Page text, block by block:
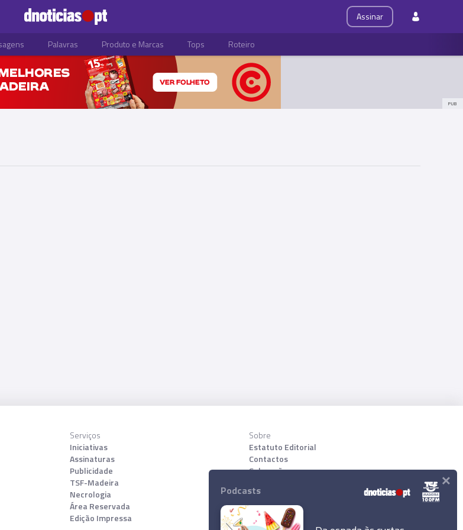
Assinar
Palavras Produto e Marcas Tops Roteiro
PUB
Serviços
Iniciativas
Assinaturas
Publicidade
TSF-Madeira
Necrologia
Área Reservada
Edição Impressa
Sobre
Estatuto Editorial
Contactos
Sobre nõs
Download App
Podcasts ×